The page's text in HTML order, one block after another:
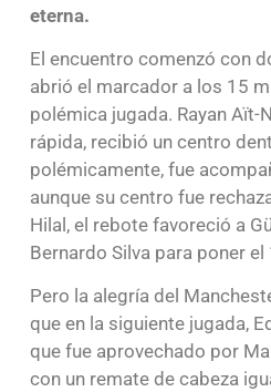
eterna.
El encuentro comenzó con
abrió el marcador a los 15
polémica jugada. Rayan Aït-
rápida, recibió un centro
polémicamente, fue
aunque su centro fue
Hilal, el rebote favoreció a
Bernardo Silva para poner el
Pero la alegría del
que en la siguiente jugada,
que fue aprovechado por
con un remate de cabeza